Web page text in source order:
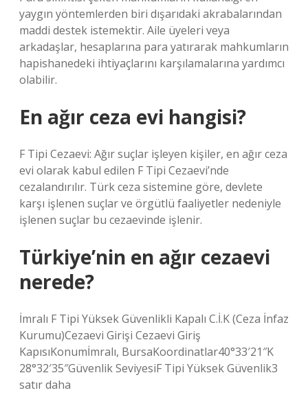
yaygın yöntemlerden biri dışarıdaki akrabalarından
maddi destek istemektir. Aile üyeleri veya
arkadaşlar, hesaplarına para yatırarak mahkumların
hapishanedeki ihtiyaçlarını karşılamalarına yardımcı
olabilir.
En ağır ceza evi hangisi?
F Tipi Cezaevi: Ağır suçlar işleyen kişiler, en ağır ceza
evi olarak kabul edilen F Tipi Cezaevi’nde
cezalandırılır. Türk ceza sistemine göre, devlete
karşı işlenen suçlar ve örgütlü faaliyetler nedeniyle
işlenen suçlar bu cezaevinde işlenir.
Türkiye’nin en ağır cezaevi
nerede?
İmralı F Tipi Yüksek Güvenlikli Kapalı C.İ.K (Ceza İnfaz
Kurumu)Cezaevi Girişi Cezaevi Giriş
KapısıKonumİmralı, BursaKoordinatlar40°33′21″K
28°32′35″Güvenlik SeviyesiF Tipi Yüksek Güvenlik3
satır daha